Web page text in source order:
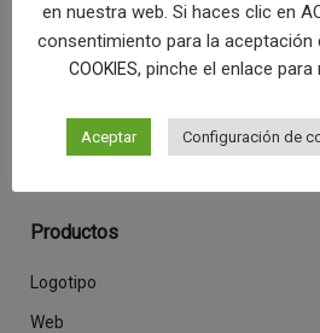
Desde Málaga y con mucho cariño,
Productos
Logotipo
Web
en nuestra web. Si haces clic en
consentimiento para la aceptación
COOKIES, pinche el enlace
Aceptar Configuración de